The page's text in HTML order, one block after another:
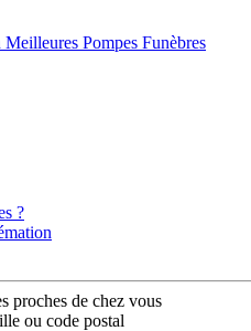
Pompes Funèbres
?
proches de chez vous
ou code postal